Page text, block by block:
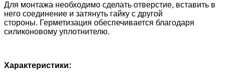
Для монтажа необходимо сделать отверстие, вставить в
него соединение и затянуть гайку с другой
стороны. Герметизация обеспечивается благодаря
силиконовому уплотнителю.
Характеристики: